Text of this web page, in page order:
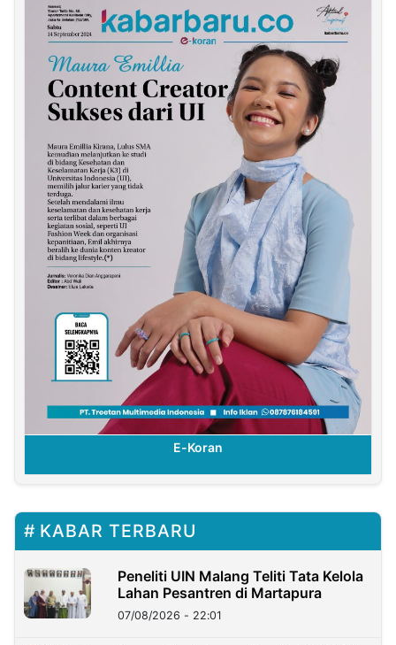
E-Koran
KABAR TERBARU
Peneliti UIN Malang Teliti Tata Kelola
Lahan Pesantren di Martapura
07/08/2026 - 22:01